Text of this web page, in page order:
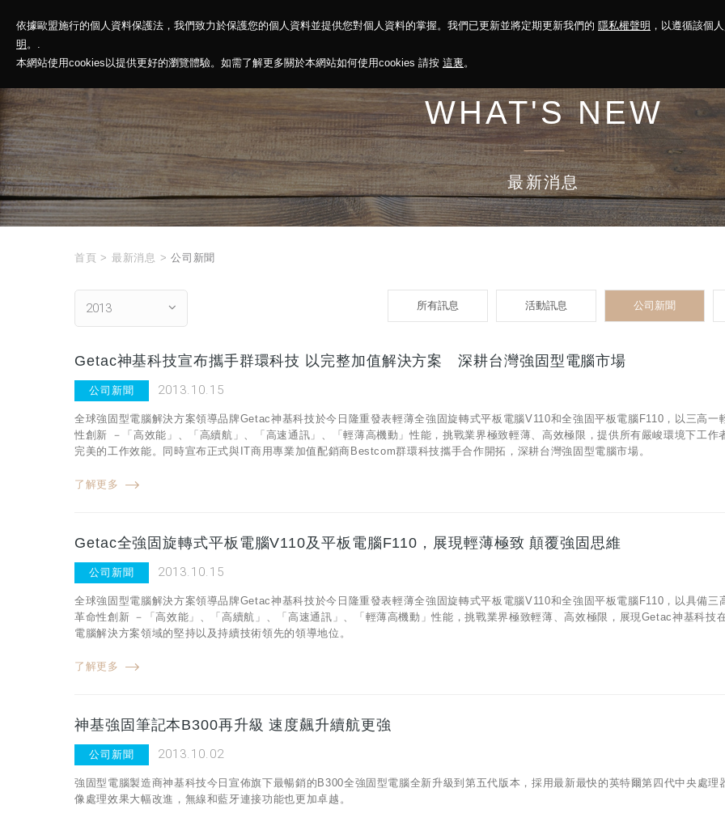
依據歐盟施行的個人資料保護法，我們致力於保護您的個人資料並提供您對個人資料的掌握。我們已更新並將定期更新我們的 隱私權聲明 ，以遵循該個
明 。.
本網站使用cookies以提供更好的瀏覽體驗。如需了解更多關於本網站如何使用cookies 請按 這裏。
神基投控 解決方案 永續報告 投資人關係 菁英招募 最新消息
WHAT'S NEW
最新消息
首頁 > 最新消息 > 公司新聞
2013 所有訊息 活動訊息 公司新聞
Getac神基科技宣布攜手群環科技 以完整加值解決方案 深耕台灣強固型電腦市場
公司新聞 2013.10.15
全球強固型電腦解決方案領導品牌Getac神基科技於今日隆重發表輕薄全強固旋轉式平板電腦V110和全強固平板電腦F110，以三高一
性創新 －「高效能」、「高續航」、「高速通訊」、「輕薄高機動」性能，挑戰業界極致輕薄、高效極限，提供所有嚴峻環境下工作
完美的工作效能。同時宣布正式與IT商用專業加值配銷商Bestcom群環科技攜手合作開拓，深耕台灣強固型電腦市場。
了解更多
Getac全強固旋轉式平板電腦V110及平板電腦F110，展現輕薄極致 顛覆強固思維
公司新聞 2013.10.15
全球強固型電腦解決方案領導品牌Getac神基科技於今日隆重發表輕薄全強固旋轉式平板電腦V110和全強固平板電腦F110，以具備三
革命性創新 －「高效能」、「高續航」、「高速通訊」、「輕薄高機動」性能，挑戰業界極致輕薄、高效極限，展現Getac神基科技
電腦解決方案領域的堅持以及持續技術領先的領導地位。
了解更多
神基強固筆記本B300再升級 速度飆升續航更強
公司新聞 2013.10.02
強固型電腦製造商神基科技今日宣佈旗下最暢銷的B300全強固型電腦全新升級到第五代版本，採用最新最快的英特爾第四代中央處理
像處理效果大幅改進，無線和藍牙連接功能也更加卓越。